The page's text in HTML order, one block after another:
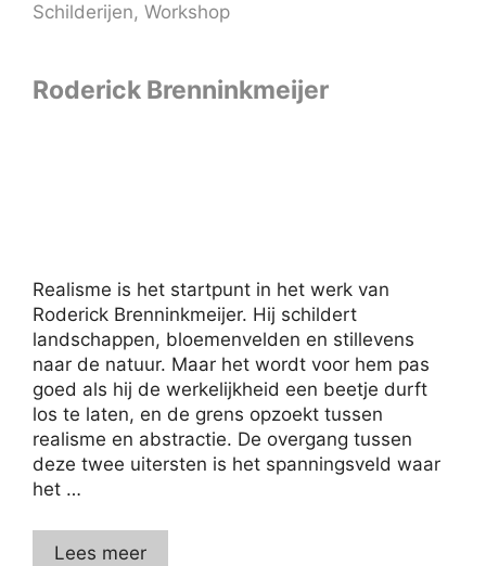
Schilderijen, Workshop
Roderick Brenninkmeijer
Realisme is het startpunt in het werk van
Roderick Brenninkmeijer. Hij schildert
landschappen, bloemenvelden en stillevens
naar de natuur. Maar het wordt voor hem pas
goed als hij de werkelijkheid een beetje durft
los te laten, en de grens opzoekt tussen
realisme en abstractie. De overgang tussen
deze twee uitersten is het spanningsveld waar
het …
Lees meer